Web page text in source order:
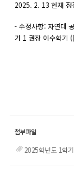
2025. 2. 13 현재 정
- 수정사항: 자연대
기 1 권장 이수학
2025학년도 1학